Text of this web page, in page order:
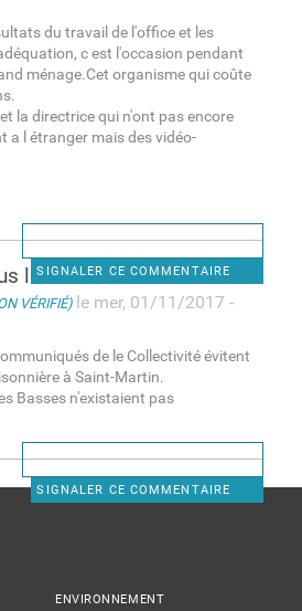
du travail de l'office et les
c est l'occasion pendant
ménage.Cet organisme qui coûte
la directrice qui n'ont pas encore
a l étranger mais des vidéo-
SIGNALER CE COMMENTAIRE
les
VÉRIFIÉ)le mer, 01/11/2017 -
de le Collectivité évitent
à Saint-Martin.
Basses n'existaient pas
SIGNALER CE COMMENTAIRE
ENVIRONNEMENT